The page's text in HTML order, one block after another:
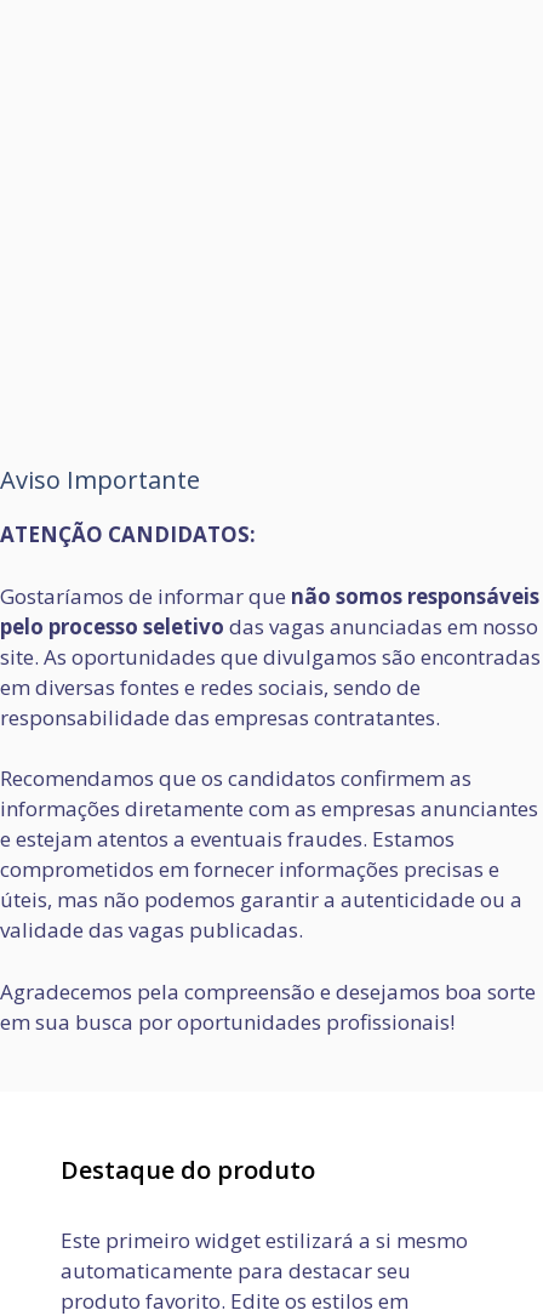
Aviso Importante
ATENÇÃO CANDIDATOS:
Gostaríamos de informar que não somos responsáveis
pelo processo seletivo das vagas anunciadas em nosso
site. As oportunidades que divulgamos são encontradas
em diversas fontes e redes sociais, sendo de
responsabilidade das empresas contratantes.
Recomendamos que os candidatos confirmem as
informações diretamente com as empresas anunciantes
e estejam atentos a eventuais fraudes. Estamos
comprometidos em fornecer informações precisas e
úteis, mas não podemos garantir a autenticidade ou a
validade das vagas publicadas.
Agradecemos pela compreensão e desejamos boa sorte
em sua busca por oportunidades profissionais!
Destaque do produto
Este primeiro widget estilizará a si mesmo
automaticamente para destacar seu
produto favorito. Edite os estilos em